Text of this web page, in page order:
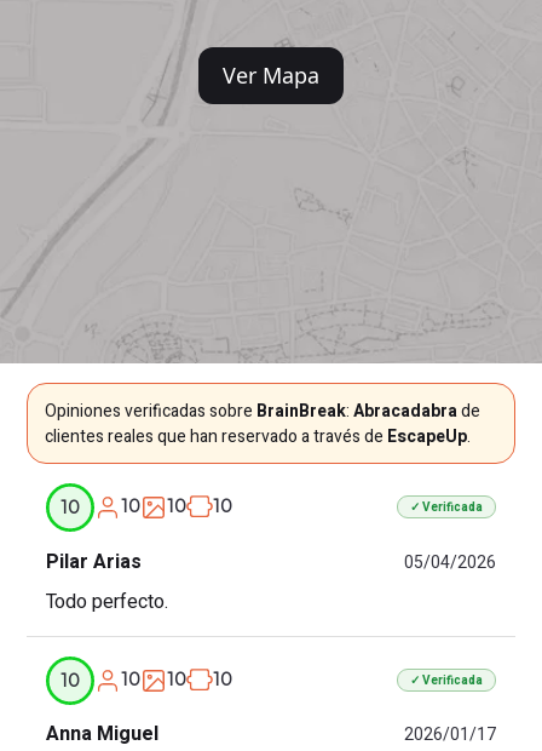
Ver Mapa
Opiniones verificadas sobre BrainBreak:Abracadabrade
clientes reales que han reservado a través de EscapeUp.
10 10 10 10 ✓ Verificada
Pilar Arias 05/04/2026
Todo perfecto.
10 10 10 10 ✓ Verificada
Anna Miguel 2026/01/17